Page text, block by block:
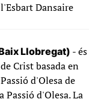
Dansaire
Llobregat) - és
Crist basada en
d'Olesa de
Passió d'Olesa. La